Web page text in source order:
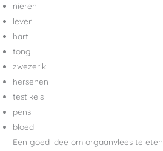
nieren
lever
hart
tong
zwezerik
hersenen
testikels
pens
bloed
Een goed idee om orgaanvlees te eten